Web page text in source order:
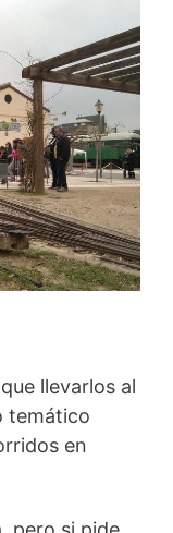
llevarlos al
temático
en